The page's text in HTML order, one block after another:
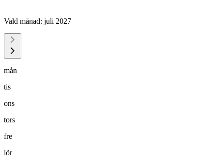
Vald månad: juli 2027
mån
tis
ons
tors
fre
lör